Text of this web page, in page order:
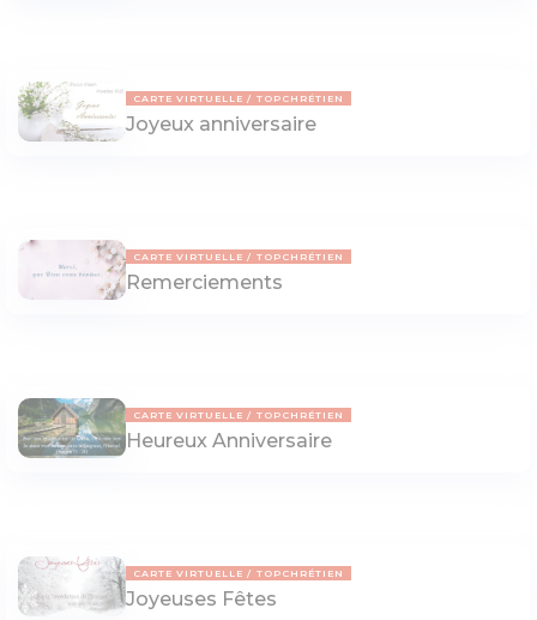
CARTE VIRTUELLE TOPCHRÉTIEN
Joyeux anniversaire
CARTE VIRTUELLE TOPCHRÉTIEN
Remerciements
CARTE VIRTUELLE TOPCHRÉTIEN
Heureux Anniversaire
CARTE VIRTUELLE TOPCHRÉTIEN
Joyeuses Fêtes